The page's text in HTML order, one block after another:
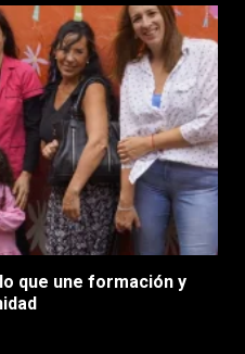
que une formación y